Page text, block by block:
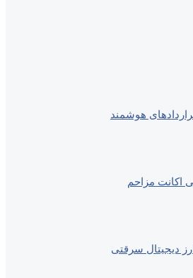
هوشمند
اکانت مزاحم
دیجیتال سرقتی